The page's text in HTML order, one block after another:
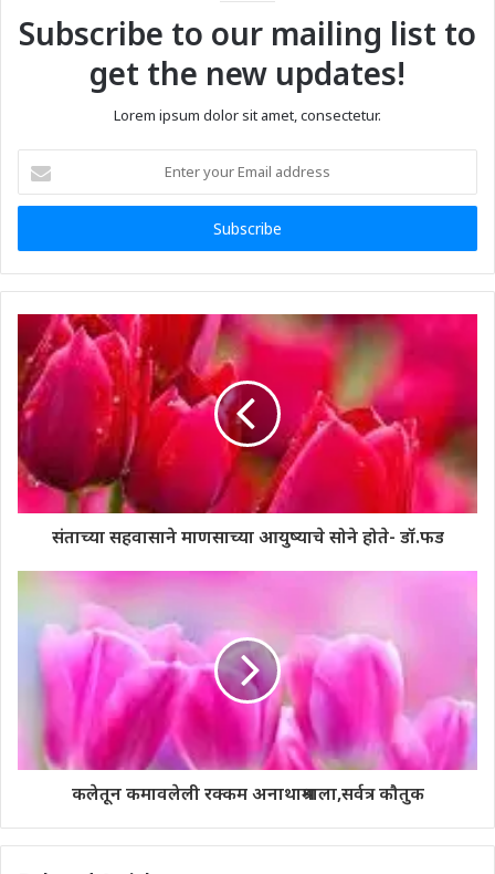
Subscribe to our mailing list to
get the new updates!
Lorem ipsum dolor sit amet, consectetur.
your
Email
संताच्या सहवासाने माणसाच्या आयुष्याचे सोने होते- डॉ.फड
कलेतून कमावलेली रक्कम अनाथाश्रमाला,सर्वत्र कौतुक